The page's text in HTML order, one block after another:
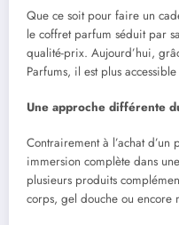
Que ce soit pour faire un
le coffret parfum séduit par
qualité-prix. Aujourd’hui,
Parfums, il est plus
Une approche différente
Contrairement à l’achat
immersion complète dans
plusieurs produits
corps, gel douche ou encore